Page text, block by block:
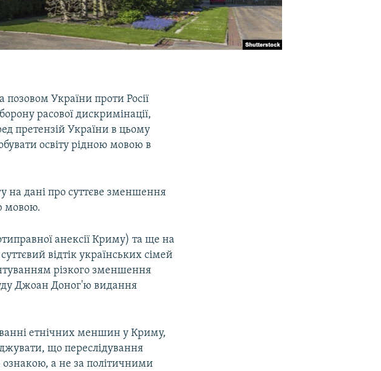
України проти Росії
расової дискримінації,
претензій України в цьому
освіту рідною мовою в
на дані про суттєве зменшення
мовою.
анексії Криму) та ще на
відтік українських сімей
різкого зменшення
Джоан Доног'ю видання
етнічних меншин у Криму,
що переслідування
ознакою, а не за політичними